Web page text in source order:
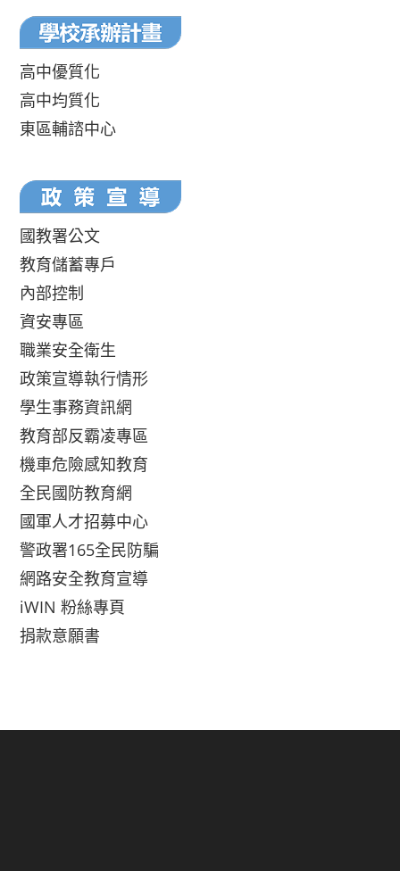
高中優質化
高中均質化
東區輔諮中心
國教署公文
教育儲蓄專戶
內部控制
資安專區
職業安全衛生
政策宣導執行情形
學生事務資訊網
教育部反霸凌專區
機車危險感知教育
全民國防教育網
國軍人才招募中心
警政署165全民防騙
網路安全教育宣導
iWIN 粉絲專頁
捐款意願書